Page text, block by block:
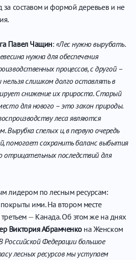
за составом и формой деревьев и не
Павел Чащин:«Лес нужно вырубать.
нужна для обеспечения
процессов, с другой –
нельзя слишком долго оставлять в
снижение их прироста. Старый
для нового – это закон природы.
леса являются
Вырубка спелых и, в первую очередь
помогает сохранить баланс выбытия
отрицательных последствий для
лидером по лесным ресурсам:
ими. На втором месте
—Канада. Об этом же на днях
Виктория Абрамченкона Женском
Российской Федерации большое
лесных ресурсов мы уступаем